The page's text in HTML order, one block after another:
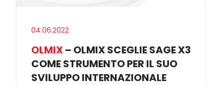
04.06.2022
OLMIX– OLMIX SCEGLIE SAGE X3
COME STRUMENTO PER IL SUO
SVILUPPO INTERNAZIONALE